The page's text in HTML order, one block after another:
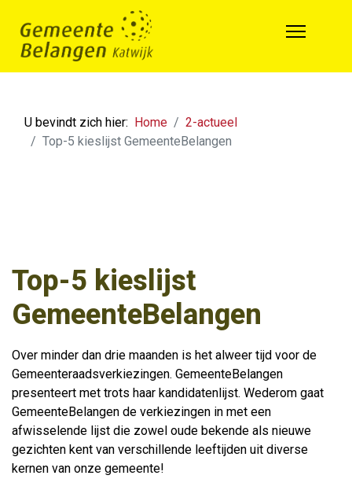
U bevindt zich hier: Home
2-actueel
Top-5 kieslijst GemeenteBelangen
Top-5 kieslijst
GemeenteBelangen
Over minder dan drie maanden is het alweer tijd voor de
Gemeenteraadsverkiezingen. GemeenteBelangen
presenteert met trots haar kandidatenlijst. Wederom gaat
GemeenteBelangen de verkiezingen in met een
afwisselende lijst die zowel oude bekende als nieuwe
gezichten kent van verschillende leeftijden uit diverse
kernen van onze gemeente!